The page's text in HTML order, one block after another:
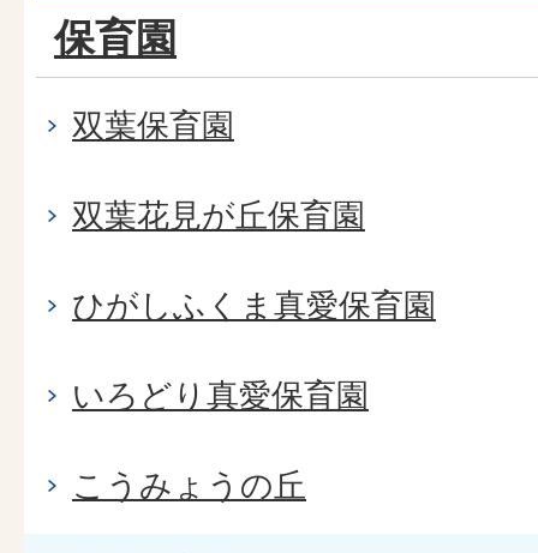
保育園
双葉保育園
双葉花見が丘保育園
ひがしふくま真愛保育園
いろどり真愛保育園
こうみょうの丘